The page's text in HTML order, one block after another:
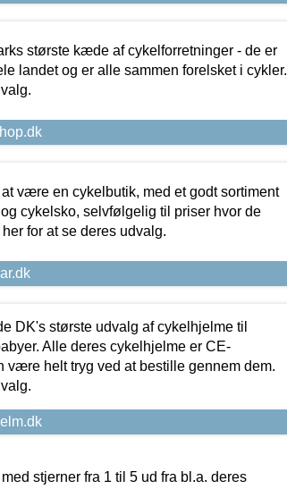
største kæde af cykelforretninger - de er
landet og er alle sammen forelsket i cykler.
være en cykelbutik, med et godt sortiment
cykelsko, selvfølgelig til priser hvor de
for at se deres udvalg.
DK's største udvalg af cykelhjelme til
Alle deres cykelhjelme er CE-
være helt tryg ved at bestille gennem dem.
stjerner fra 1 til 5 ud fra bl.a. deres